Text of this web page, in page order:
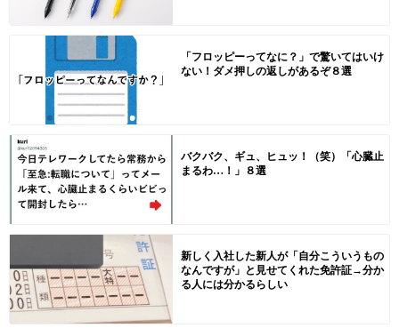
「フロッピーってなに？」で驚いてはいけ
ない！ダメ押しの返しがあるぞ８選
バクバク、ギュ、ヒュッ！（笑）「心臓止
まるわ…！」８選
新しく入社した新人が「自分こういうもの
なんですが」と見せてくれた免許証→分か
る人には分かるらしい